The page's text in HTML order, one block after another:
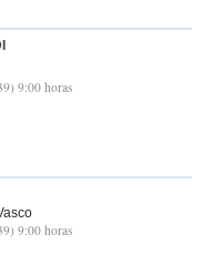
9:00 horas
9:00 horas